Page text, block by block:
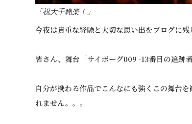
「祝大千穐楽！」
今夜は貴重な経験と大切な思い出をブログに残
皆さん、舞台「サイボーグ009 -13番目の追跡
自分が携わる作品でこんなにも強くこの舞台
れません。。。